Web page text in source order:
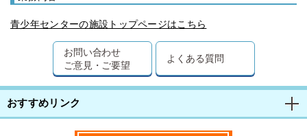
青少年センターの施設トップページはこちら
お問い合わせ
ご意見・ご要望
よくある質問
おすすめリンク